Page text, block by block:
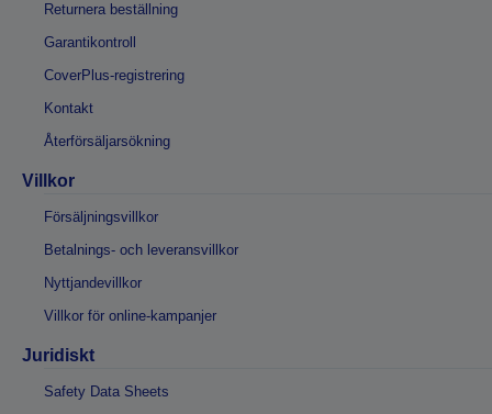
Returnera beställning
Garantikontroll
CoverPlus-registrering
Kontakt
Återförsäljarsökning
Villkor
Försäljningsvillkor
Betalnings- och leveransvillkor
Nyttjandevillkor
Villkor för online-kampanjer
Juridiskt
Safety Data Sheets